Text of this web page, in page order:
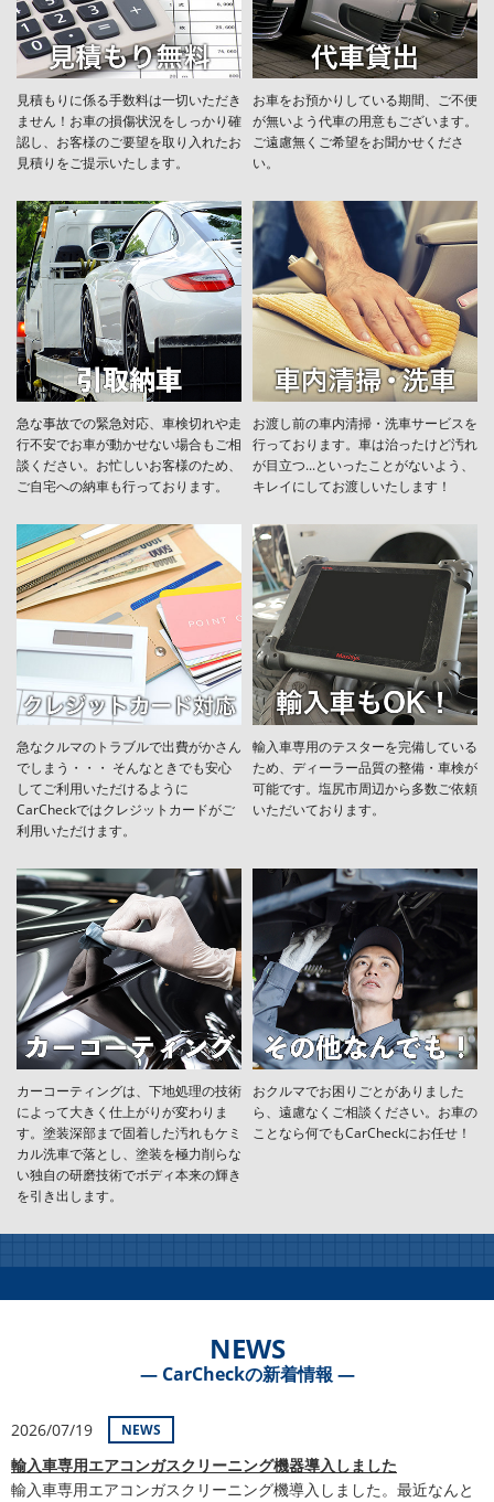
見積もりに係る手数料は一切いただき
ません！お車の損傷状況をしっかり確
認し、お客様のご要望を取り入れたお
見積りをご提示いたします。
お車をお預かりしている期間、ご不便
が無いよう代車の用意もございます。
ご遠慮無くご希望をお聞かせくださ
い。
急な事故での緊急対応、車検切れや走
行不安でお車が動かせない場合もご相
談ください。お忙しいお客様のため、
ご自宅への納車も行っております。
お渡し前の車内清掃・洗車サービスを
行っております。車は治ったけど汚れ
が目立つ...といったことがないよう、
キレイにしてお渡しいたします！
急なクルマのトラブルで出費がかさん
でしまう・・・ そんなときでも安心
してご利用いただけるように
CarCheckではクレジットカードがご
利用いただけます。
輸入車専用のテスターを完備している
ため、ディーラー品質の整備・車検が
可能です。塩尻市周辺から多数ご依頼
いただいております。
カーコーティングは、下地処理の技術
によって大きく仕上がりが変わりま
す。塗装深部まで固着した汚れもケミ
カル洗車で落とし、塗装を極力削らな
い独自の研磨技術でボディ本来の輝き
を引き出します。
おクルマでお困りごとがありました
ら、遠慮なくご相談ください。お車の
ことなら何でもCarCheckにお任せ！
NEWS
― CarCheckの新着情報 ―
2026/07/19 NEWS
輸入車専用エアコンガスクリーニング機器導入しました
輸入車専用エアコンガスクリーニング機導入しました。最近なんと